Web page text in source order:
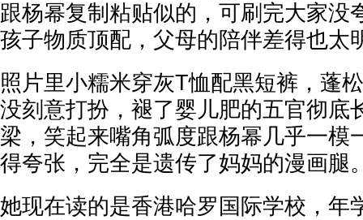
跟杨幂复制粘贴似的，可刷完大家没
孩子物质顶配，父母的陪伴差得也太
照片里小糯米穿灰T恤配黑短裤，蓬
没刻意打扮，褪了婴儿肥的五官彻底
梁，笑起来嘴角弧度跟杨幂几乎一模
得夸张，完全是遗传了妈妈的漫画腿
她现在读的是香港哈罗国际学校，年